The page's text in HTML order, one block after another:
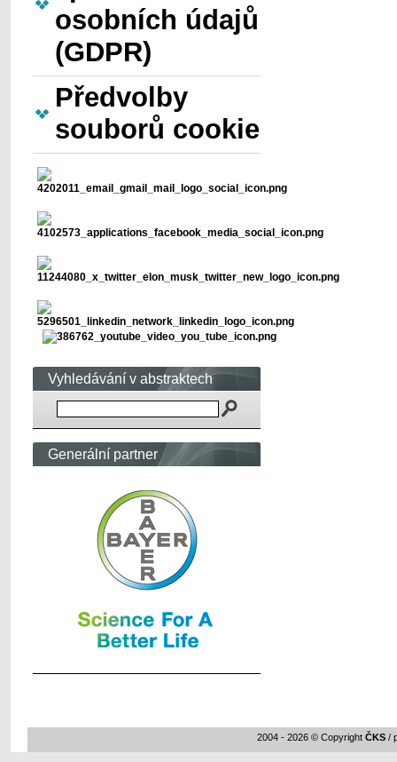
osobních údajů
(GDPR)
Předvolby
souborů cookie
Vyhledávání v abstraktech
Generální partner
2004 - 2026 © Copyright ČKS /